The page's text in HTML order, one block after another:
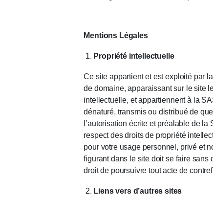
Mentions Légales
Propriété intellectuelle
Ce site appartient et est exploité par
de domaine, apparaissant sur le site
intellectuelle, et appartiennent à la
dénaturé, transmis ou distribué de
l’autorisation écrite et préalable de
respect des droits de propriété
pour votre usage personnel, privé et
figurant dans le site doit se faire
droit de poursuivre tout acte de
Liens vers d’autres sites